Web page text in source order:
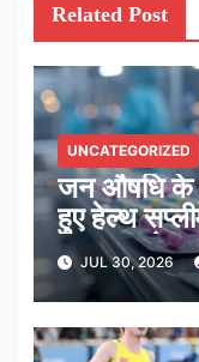
Related Post
UNCATEGORIZED
जन औषधि के
हुए हेल्थ
मिल रहा
JUL 30, 2026